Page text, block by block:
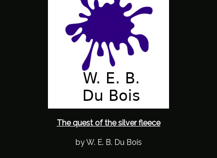
The quest of the silver fleece
by W. E. B. Du Bois